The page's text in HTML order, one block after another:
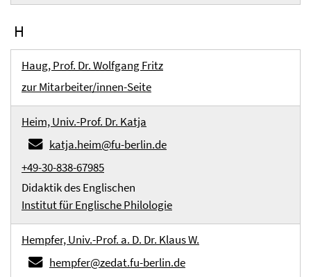
H
Haug, Prof. Dr. Wolfgang Fritz
zur Mitarbeiter/innen-Seite
Heim, Univ.-Prof. Dr. Katja
katja.heim@fu-berlin.de
+49-30-838-67985
Didaktik des Englischen
Institut für Englische Philologie
Hempfer, Univ.-Prof. a. D. Dr. Klaus W.
hempfer@zedat.fu-berlin.de